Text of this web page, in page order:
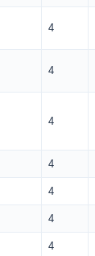
4
4
4
4
4
4
4